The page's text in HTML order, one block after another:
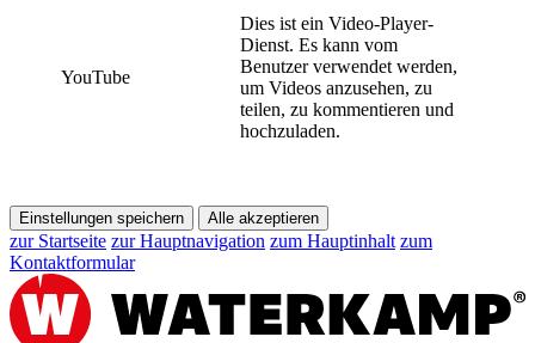
YouTube
Dies ist ein Video-Player-
Dienst. Es kann vom
Benutzer verwendet werden,
um Videos anzusehen, zu
teilen, zu kommentieren und
hochzuladen.
Einstellungen speichern Alle akzeptieren
zur Startseite zur Hauptnavigation zum Hauptinhalt zum
Kontaktformular